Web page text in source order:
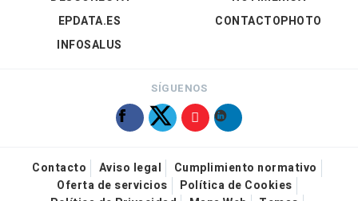
EPDATA.ES
INFOSALUS
CONTACTOPHOTO
SÍGUENOS
Contacto Aviso legal
Cumplimiento normativo
Oferta de servicios
Política de Cookies